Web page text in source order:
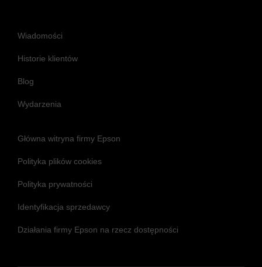
Wiadomości
Historie klientów
Blog
Wydarzenia
Główna witryna firmy Epson
Polityka plików cookies
Polityka prywatności
Identyfikacja sprzedawcy
Działania firmy Epson na rzecz dostępności